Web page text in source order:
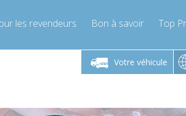
les revendeurs Bon à savoir Top
Votre véhicule
Lundi-Vendredi 9h-17h
info@compressor-express.fr
Lundi-